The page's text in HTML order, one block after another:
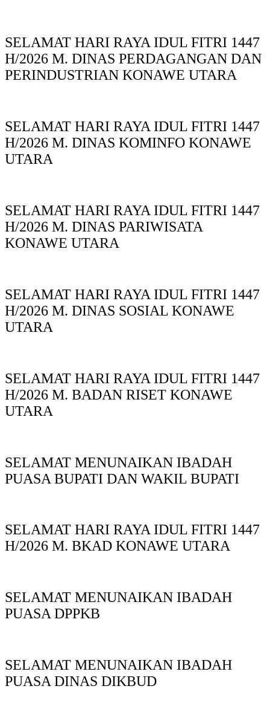
SELAMAT HARI RAYA IDUL FITRI 1447
H/2026 M. DINAS PERDAGANGAN DAN
PERINDUSTRIAN KONAWE UTARA
SELAMAT HARI RAYA IDUL FITRI 1447
H/2026 M. DINAS KOMINFO KONAWE
UTARA
SELAMAT HARI RAYA IDUL FITRI 1447
H/2026 M. DINAS PARIWISATA
KONAWE UTARA
SELAMAT HARI RAYA IDUL FITRI 1447
H/2026 M. DINAS SOSIAL KONAWE
UTARA
SELAMAT HARI RAYA IDUL FITRI 1447
H/2026 M. BADAN RISET KONAWE
UTARA
SELAMAT MENUNAIKAN IBADAH
PUASA BUPATI DAN WAKIL BUPATI
SELAMAT HARI RAYA IDUL FITRI 1447
H/2026 M. BKAD KONAWE UTARA
SELAMAT MENUNAIKAN IBADAH
PUASA DPPKB
SELAMAT MENUNAIKAN IBADAH
PUASA DINAS DIKBUD